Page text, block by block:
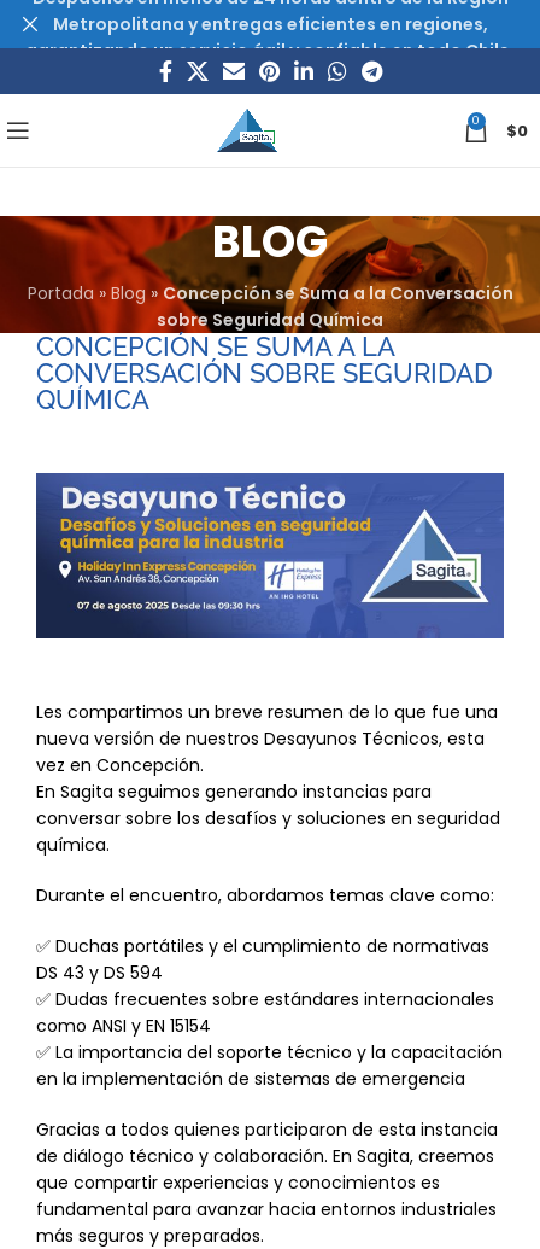
0 $0
BLOG
Portada» Blog»Concepción se Suma a la Conversación
sobre Seguridad Química
CONCEPCIÓN SE SUMA A LA
CONVERSACIÓN SOBRE SEGURIDAD
QUÍMICA
Les compartimos un breve resumen de lo que fue una
nueva versión de nuestros Desayunos Técnicos, esta
vez en Concepción.
En Sagita seguimos generando instancias para
conversar sobre los desafíos y soluciones en seguridad
química.
Durante el encuentro, abordamos temas clave como:
✅ Duchas portátiles y el cumplimiento de normativas
DS 43 y DS 594
✅ Dudas frecuentes sobre estándares internacionales
como ANSI y EN 15154
✅ La importancia del soporte técnico y la capacitación
en la implementación de sistemas de emergencia
Gracias a todos quienes participaron de esta instancia
de diálogo técnico y colaboración. En Sagita, creemos
que compartir experiencias y conocimientos es
fundamental para avanzar hacia entornos industriales
más seguros y preparados.
Metropolitana y entregas eficientes en regiones,
garantizando un servicio ágil y confiable en todo Chile.